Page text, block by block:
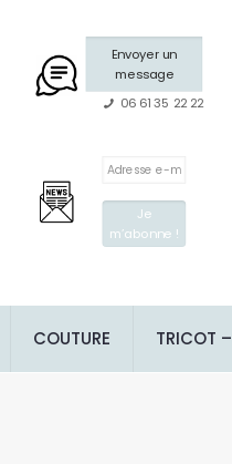
Envoyer un
message
06 61 35 22 22
COUTURE TRICOT